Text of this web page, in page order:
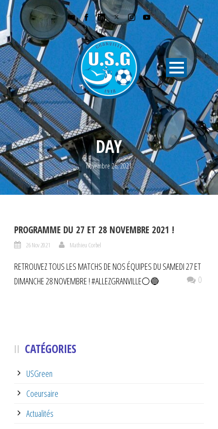
DAY
novembre 26, 2021
PROGRAMME DU 27 ET 28 NOVEMBRE 2021 !
26 Nov 2021 Mathieu Corbel
RETROUVEZ TOUS LES MATCHS DE NOS ÉQUIPES DU SAMEDI 27 ET
DIMANCHE 28 NOVEMBRE ! #ALLEZGRANVILLE⚪️🔵
0
CATÉGORIES
USGreen
Coeursaire
Actualités